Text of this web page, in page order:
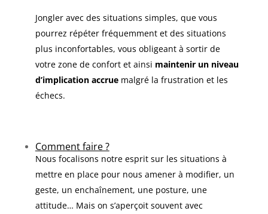
Jongler avec des situations simples, que vous
pourrez répéter fréquemment et des situations
plus inconfortables, vous obligeant à sortir de
votre zone de confort et ainsi maintenir un niveau
d’implication accruemalgré la frustration et les
échecs.
Comment faire ?
Nous focalisons notre esprit sur les situations à
mettre en place pour nous amener à modifier, un
geste, un enchaînement, une posture, une
attitude… Mais on s’aperçoit souvent avec